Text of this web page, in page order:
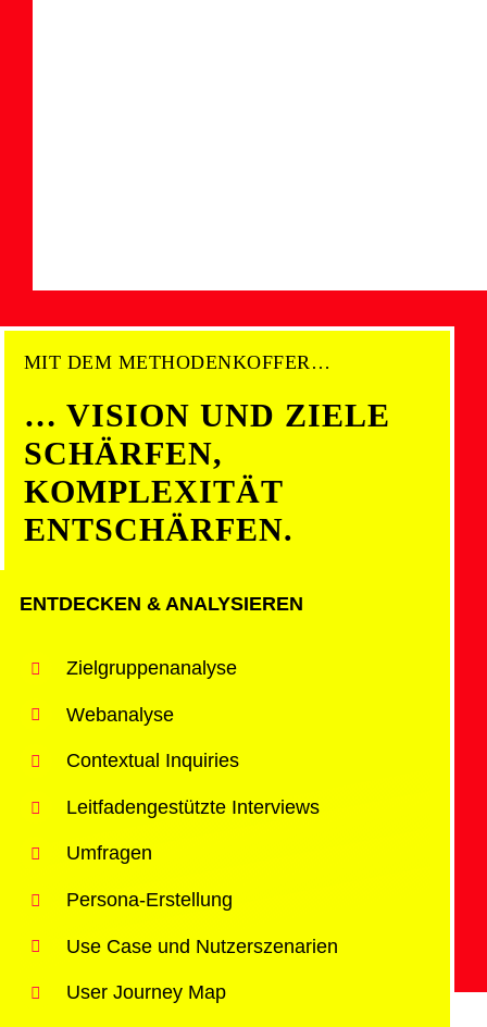
MIT DEM METHODENKOFFER…
… VISION UND ZIELE
SCHÄRFEN,
KOMPLEXITÄT
ENTSCHÄRFEN.
ENTDECKEN & ANALYSIEREN
Zielgruppenanalyse
Webanalyse
Contextual Inquiries
Leitfadengestützte Interviews
Umfragen
Persona-Erstellung
Use Case und Nutzerszenarien
User Journey Map